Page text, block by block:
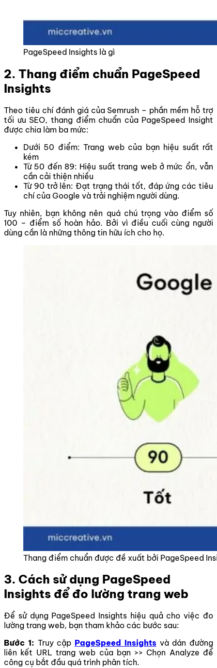
PageSpeed Insights là gì
2. Thang điểm chuẩn PageSpeed
Insights
Theo tiêu chí đánh giá của Semrush – phần mềm hỗ trợ
tối ưu SEO, thang điểm chuẩn của PageSpeed Insight
được chia làm ba mức:
Dưới 50 điểm: Trang web của bạn hiệu suất rất
kém
Từ 50 đến 89: Hiệu suất trang web ở mức ổn, vẫn
cần cải thiện nhiều
Từ 90 trở lên: Đạt trạng thái tốt, đáp ứng các tiêu
chí của Google và trải nghiệm người dùng.
Tuy nhiên, bạn không nên quá chú trọng vào điểm số
100 – điểm số hoàn hảo. Bởi vì điều cuối cùng người
dùng cần là những thông tin hữu ích cho họ.
Thang điểm chuẩn được đề xuất bởi PageSpeed
3. Cách sử dụng PageSpeed
Insights để đo lường trang web
Để sử dụng PageSpeed Insights hiệu quả cho việc đo
lường trang web, bạn tham khảo các bước sau:
Bước 1: Truy cập PageSpeed Insights và dán đường
liên kết URL trang web của bạn >> Chọn Analyze để
công cụ bắt đầu quá trình phân tích.